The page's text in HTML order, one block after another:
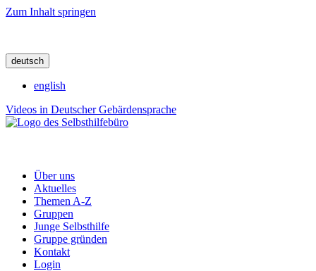
Zum Inhalt springen
deutsch
english
Videos in Deutscher Gebärdensprache
Über uns
Aktuelles
Themen A-Z
Gruppen
Junge Selbsthilfe
Gruppe gründen
Kontakt
Login